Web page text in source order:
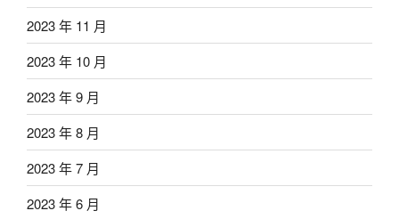
2023 年 11 月
2023 年 10 月
2023 年 9 月
2023 年 8 月
2023 年 7 月
2023 年 6 月